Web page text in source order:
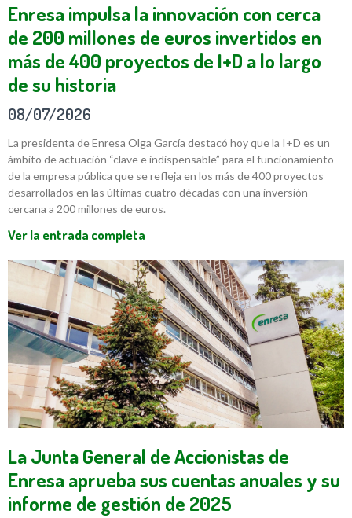
Enresa impulsa la innovación con cerca
de 200 millones de euros invertidos en
más de 400 proyectos de I+D a lo largo
de su historia
08/07/2026
La presidenta de Enresa Olga García destacó hoy que la I+D es un
ámbito de actuación “clave e indispensable” para el funcionamiento
de la empresa pública que se refleja en los más de 400 proyectos
desarrollados en las últimas cuatro décadas con una inversión
cercana a 200 millones de euros.
Ver la entrada completa
La Junta General de Accionistas de
Enresa aprueba sus cuentas anuales y su
informe de gestión de 2025